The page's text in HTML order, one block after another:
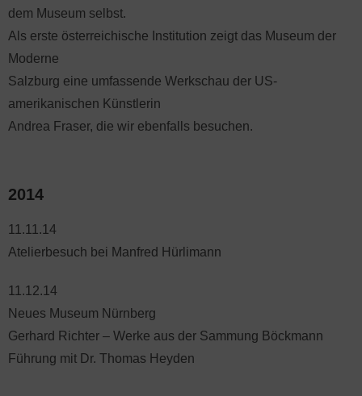
dem Museum selbst.
Als erste österreichische Institution zeigt das Museum der
Moderne
Salzburg eine umfassende Werkschau der US-
amerikanischen Künstlerin
Andrea Fraser, die wir ebenfalls besuchen.
2014
11.11.14
Atelierbesuch bei Manfred Hürlimann
11.12.14
Neues Museum Nürnberg
Gerhard Richter – Werke aus der Sammung Böckmann
Führung mit Dr. Thomas Heyden